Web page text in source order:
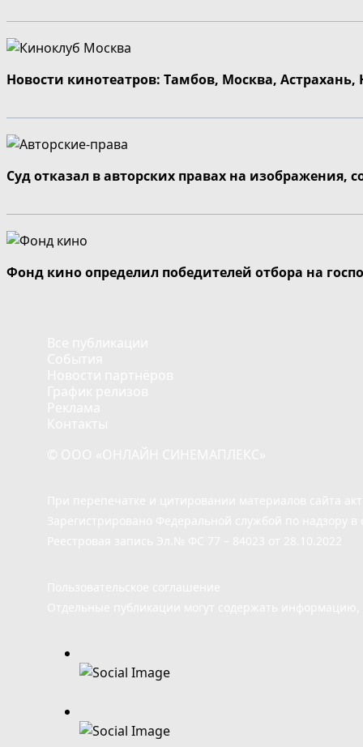
Новости кинотеатров: Тамбов, Москва,
Суд отказал в авторских правах на изображения,
Фонд кино определил победителей отбора на